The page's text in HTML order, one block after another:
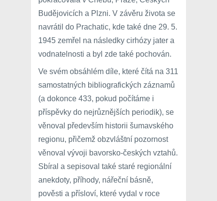
Budějovicích a Plzni. V závěru života se
navrátil do Prachatic, kde také dne 29. 5.
1945 zemřel na následky cirhózy jater a
vodnatelnosti a byl zde také pochován.
Ve svém obsáhlém díle, které čítá na 311
samostatných bibliografických záznamů
(a dokonce 433, pokud počítáme i
příspěvky do nejrůznějších periodik), se
věnoval především historii šumavského
regionu, přičemž obzvláštní pozornost
věnoval vývoji bavorsko-českých vztahů.
Sbíral a sepisoval také staré regionální
anekdoty, příhody, nářeční básně,
pověsti a přísloví, které vydal v roce